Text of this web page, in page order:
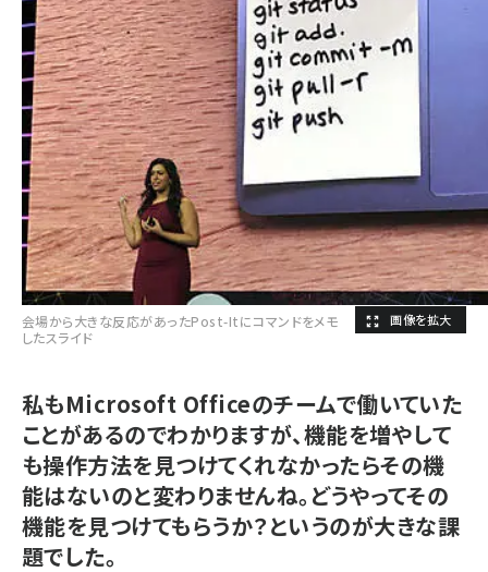
会場から大きな反応があったPost-Itにコマンドをメモ
したスライド
私もMicrosoft Officeのチームで働いていた
ことがあるのでわかりますが、機能を増やして
も操作方法を見つけてくれなかったらその機
能はないのと変わりませんね。どうやってその
機能を見つけてもらうか？というのが大きな課
題でした。